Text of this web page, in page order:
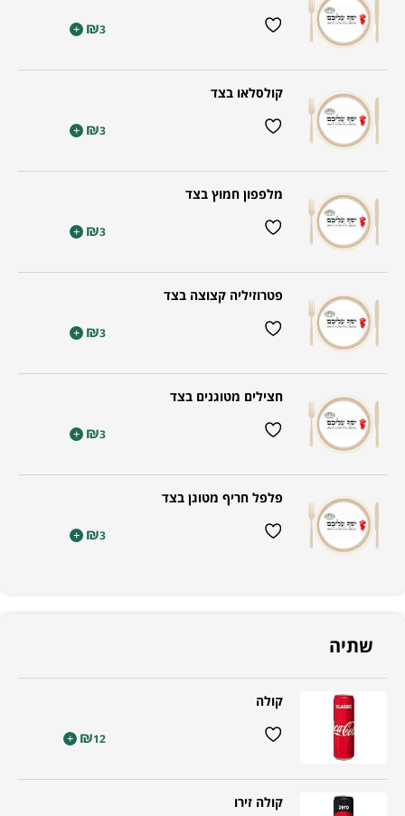
₪3
+
קולסלאו בצד
₪3
+
מלפפון חמוץ בצד
₪3
+
פטרוזיליה קצוצה בצד
₪3
+
חצילים מטוגנים בצד
₪3
+
פלפל חריף מטוגן בצד
₪3
+
שתיה
קולה
₪12
+
קולה זירו